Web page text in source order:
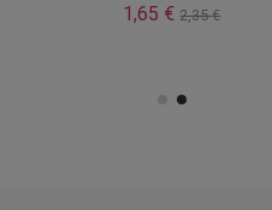
1,65 €2,35 €